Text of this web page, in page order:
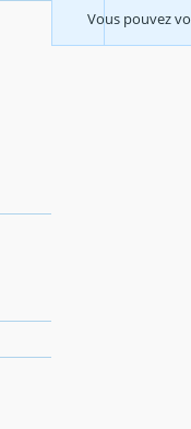
Vous pouvez